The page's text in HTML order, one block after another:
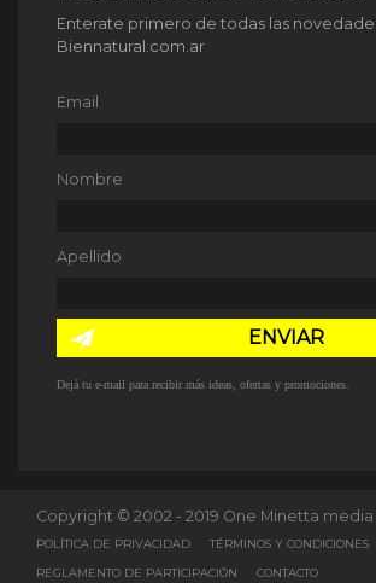
Enterate primero de todas las
Biennatural.com.ar
Email
Nombre
Apellido
ENVIAR
Dejá tu e-mail para recibir más ideas, ofertas y promociones.
Copyright © 2002 - 2019 One Minetta media
POLÍTICA DE PRIVACIDAD TÉRMINOS Y CONDICIONES
REGLAMENTO DE PARTICIPACIÓN CONTACTO